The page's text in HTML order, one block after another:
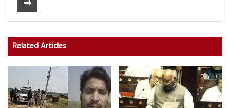
Related Articles